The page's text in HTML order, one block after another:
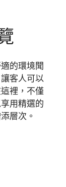
的環境聞
客人可以
裡，不僅
用精選的
層次。